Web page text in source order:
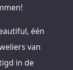
één
van
in de